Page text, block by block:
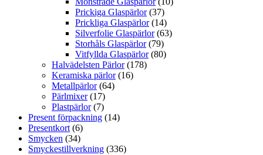
Prickiga Glaspärlor (37)
Prickliga Glaspärlor (14)
Silverfolie Glaspärlor (63)
Storhåls Glaspärlor (79)
Vitfyllda Glaspärlor (80)
Halvädelsten Pärlor (178)
Keramiska pärlor (16)
Metallpärlor (64)
Pärlmixer (17)
Plastpärlor (7)
Present förpackning (14)
Presentkort (6)
Smycken (34)
Smyckestillverkning (336)